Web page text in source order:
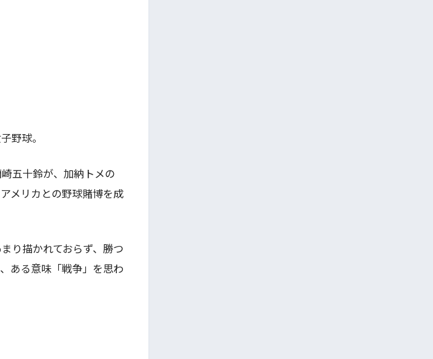
野球。
五十鈴が、加納トメの
メリカとの野球賭博を成
り描かれておらず、勝つ
ある意味「戦争」を思わ